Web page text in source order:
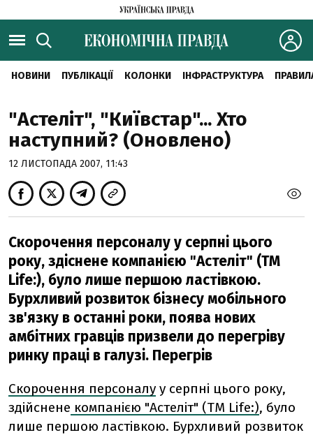
НОВИНИ ПУБЛІКАЦІЇ КОЛОНКИ ІНФРАСТРУКТУРА
"Астеліт", "Київстар"... Хто
наступний? (Оновлено)
12 ЛИСТОПАДА 2007, 11:43
Cкорочення персоналу у серпні цього
року, здіснене компанією "Астеліт" (ТМ
Life:), було лише першою ластівкою.
Бурхливий розвиток бізнесу мобільного
зв'язку в останні роки, поява нових
амбітних гравців призвели до перегріву
ринку праці в галузі. Перегрів
Скорочення персоналу у серпні цього року,
здійснене компанією "Астеліт" (ТМ Life:), було
лише першою ластівкою. Бурхливий розвиток